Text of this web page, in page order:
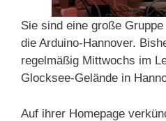
Sie sind eine große
die Arduino-Hannover.
regelmäßig Mittwochs im
Glocksee-Gelände in
Auf ihrer Homepage